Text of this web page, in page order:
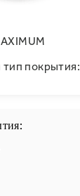
покрытия: